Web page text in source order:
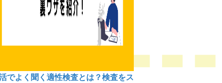
でよく聞く適性検査とは？検査をス